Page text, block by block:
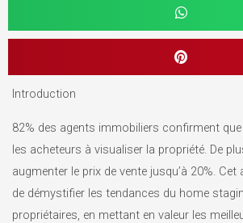
Introduction
82% des agents immobiliers confirment
les acheteurs à visualiser la propriété. De
augmenter le prix de vente jusqu’à 20%.
de démystifier les tendances du home
propriétaires, en mettant en valeur les